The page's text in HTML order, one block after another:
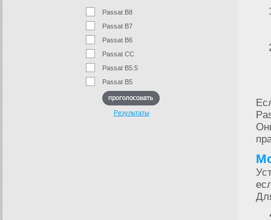
Passat B8
Passat B7
Passat B6
Passat CC
Passat B5.5
Passat B5
Результаты